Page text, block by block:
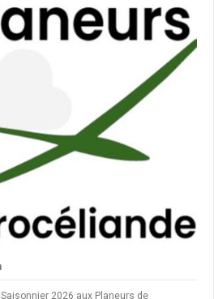
Saisonnier 2026 aux Planeurs de